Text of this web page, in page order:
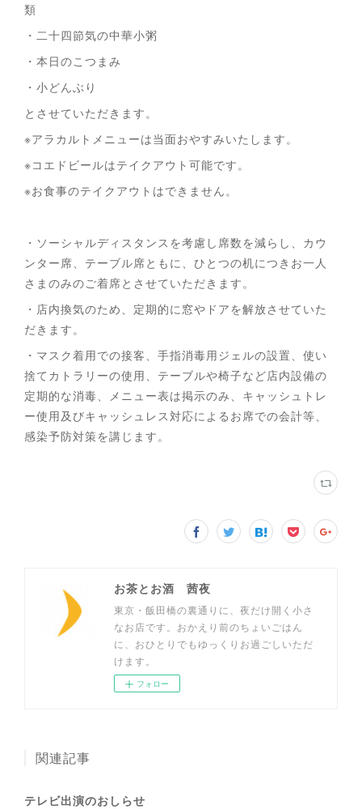
類
・二十四節気の中華小粥
・本日のこつまみ
・小どんぶり
とさせていただきます。
※アラカルトメニューは当面おやすみいたします。
※コエドビールはテイクアウト可能です。
※お食事のテイクアウトはできません。
・ソーシャルディスタンスを考慮し席数を減らし、カウ
ンター席、テーブル席ともに、ひとつの机につきお一人
さまのみのご着席とさせていただきます。
・店内換気のため、定期的に窓やドアを解放させていた
だきます。
・マスク着用での接客、手指消毒用ジェルの設置、使い
捨てカトラリーの使用、テーブルや椅子など店内設備の
定期的な消毒、メニュー表は掲示のみ、キャッシュトレ
ー使用及びキャッシュレス対応によるお席での会計等、
感染予防対策を講じます。
お茶とお酒 茜夜
東京・飯田橋の裏通りに、夜だけ開く小さ
なお店です。おかえり前のちょいごはん
に、おひとりでもゆっくりお過ごしいただ
けます。
フォロー
関連記事
テレビ出演のおしらせ